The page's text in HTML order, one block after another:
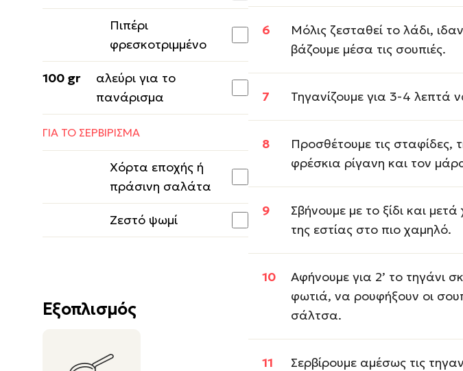
Πιπέρι
φρεσκοτριμμένο
100 gr
αλεύρι για το
πανάρισμα
ΓΙΑ ΤΟ ΣΕΡΒΙΡΙΣΜΑ
Χόρτα εποχής ή
πράσινη σαλάτα
Ζεστό ψωμί
Εξοπλισμός
Μόλις ζεσταθεί το λάδι,
βάζουμε μέσα τις σουπιές.
Τηγανίζουμε για 3-4 λεπτά
Προσθέτουμε τις σταφίδες,
φρέσκια ρίγανη και τον
Σβήνουμε με το ξίδι και
της εστίας στο πιο χαμηλό.
Αφήνουμε για 2’ το τηγάνι
φωτιά, να ρουφήξουν οι
σάλτσα.
Σερβίρουμε αμέσως τις